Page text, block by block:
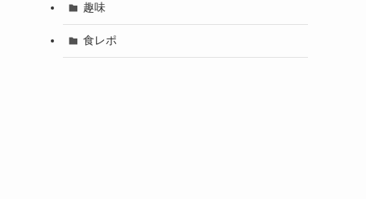
趣味
食レポ